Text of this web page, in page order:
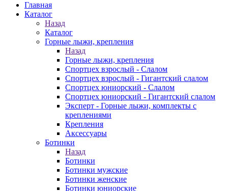
Главная
Каталог
Назад
Каталог
Горные лыжи, крепления
Назад
Горные лыжи, крепления
Спортцех взрослый - Слалом
Спортцех взрослый - Гигантский слалом
Спортцех юниорский - Слалом
Спортцех юниорский - Гигантский слалом
Эксперт - Горные лыжи, комплекты с
креплениями
Крепления
Аксессуары
Ботинки
Назад
Ботинки
Ботинки мужские
Ботинки женские
Ботинки юниорские